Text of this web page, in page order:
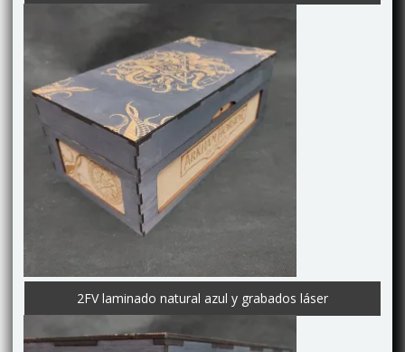
2FV laminado natural azul y grabados láser